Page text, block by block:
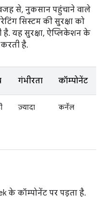
से, नुकसान पहुंचाने वाले
सिस्टम की सुरक्षा को
यह सुरक्षा, ऐप्लिकेशन के
है.
गंभीरता कॉम्पोनेंट
ज़्यादा कर्नेल
के कॉम्पोनेंट पर पड़ता है.